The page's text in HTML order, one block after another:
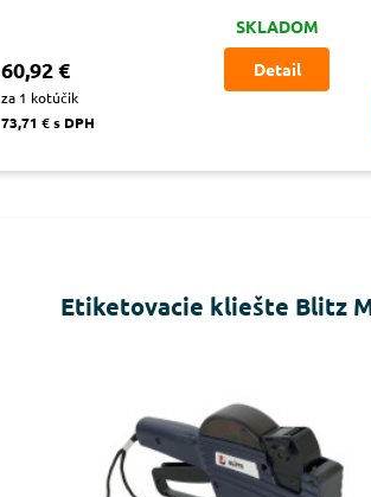
60,92 €
za 1 kotúčik
73,71 € s DPH
SKLADOM
Detail
Etiketovacie kliešte Blitz